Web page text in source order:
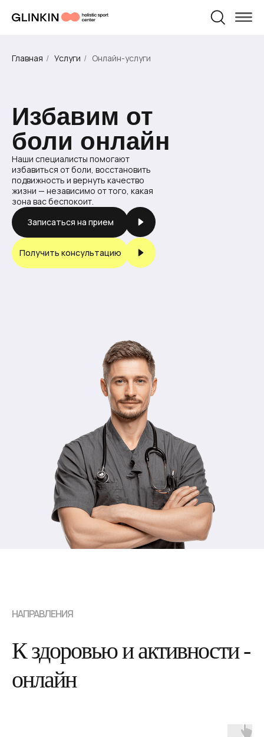
реабилитация
тренировки
и родам
Главная / Услуги / Онлайн-услуги
Избавим от
боли онлайн
Наши специалисты помогают
избавиться от боли, восстановить
подвижность и вернуть качество
жизни — независимо от того, какая
зона вас беспокоит.
Записаться на прием
Получить консультацию
НАПРАВЛЕНИЯ
К здоровью и активности -
онлайн